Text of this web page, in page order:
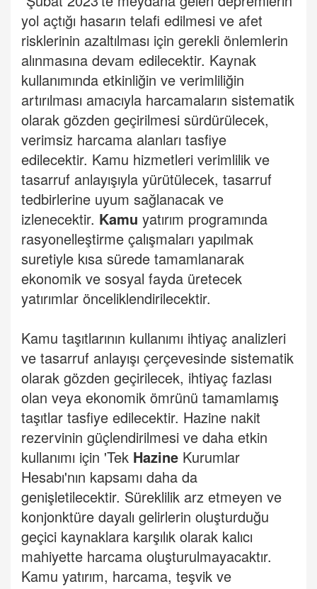
yol açtığı hasarın telafi edilmesi ve afet
risklerinin azaltılması için gerekli önlemlerin
alınmasına devam edilecektir. Kaynak
kullanımında etkinliğin ve verimliliğin
artırılması amacıyla harcamaların sistematik
olarak gözden geçirilmesi sürdürülecek,
verimsiz harcama alanları tasfiye
edilecektir. Kamu hizmetleri verimlilik ve
tasarruf anlayışıyla yürütülecek, tasarruf
tedbirlerine uyum sağlanacak ve
izlenecektir. Kamu yatırım programında
rasyonelleştirme çalışmaları yapılmak
suretiyle kısa sürede tamamlanarak
ekonomik ve sosyal fayda üretecek
yatırımlar önceliklendirilecektir.
Kamu taşıtlarının kullanımı ihtiyaç analizleri
ve tasarruf anlayışı çerçevesinde sistematik
olarak gözden geçirilecek, ihtiyaç fazlası
olan veya ekonomik ömrünü tamamlamış
taşıtlar tasfiye edilecektir. Hazine nakit
rezervinin güçlendirilmesi ve daha etkin
kullanımı için 'Tek Hazine Kurumlar
Hesabı'nın kapsamı daha da
genişletilecektir. Süreklilik arz etmeyen ve
konjonktüre dayalı gelirlerin oluşturduğu
geçici kaynaklara karşılık olarak kalıcı
mahiyette harcama oluşturulmayacaktır.
Kamu yatırım, harcama, teşvik ve